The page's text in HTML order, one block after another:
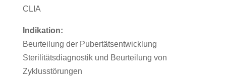
CLIA
Indikation:
Beurteilung der Pubertätsentwicklung
Sterilitätsdiagnostik und Beurteilung von
Zyklusstörungen